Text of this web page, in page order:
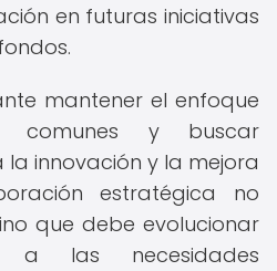
en futuras iniciativas
mantener el enfoque
comunes y buscar
innovación y la mejora
estratégica no
que debe evolucionar
a las necesidades